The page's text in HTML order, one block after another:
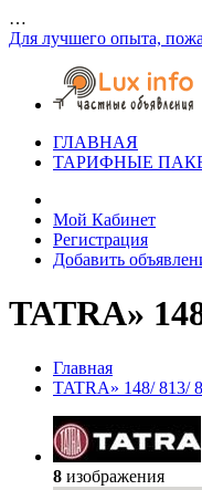
…
Для лучшего опыта,
ГЛАВНАЯ
ТАРИФНЫЕ
Мой Кабинет
Регистрация
Добавить
TATRA»
Главная
TATRA» 148/ 813/
8 изображения